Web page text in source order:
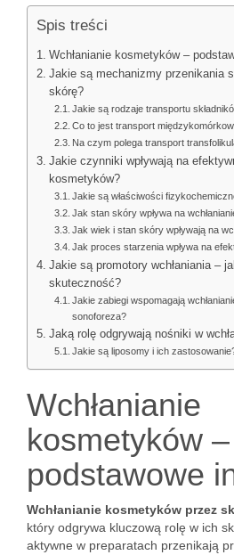
Spis treści
Wchłanianie kosmetyków –
Jakie są mechanizmy przenikania
skórę?
Jakie są rodzaje transportu
Co to jest transport
Na czym polega transport
Jakie czynniki wpływają na
kosmetyków?
Jakie są właściwości
Jak stan skóry wpływa na
Jak wiek i stan skóry wpływają na
Jak proces starzenia wpływa na
Jakie są promotory wchłaniania –
skuteczność?
Jakie zabiegi wspomagają
sonoforeza?
Jaką rolę odgrywają nośniki w
Jakie są liposomy i ich
Wchłanianie
kosmetyków –
podstawowe
Wchłanianie kosmetyków przez
który odgrywa kluczową rolę w ich
aktywne w preparatach przenikają